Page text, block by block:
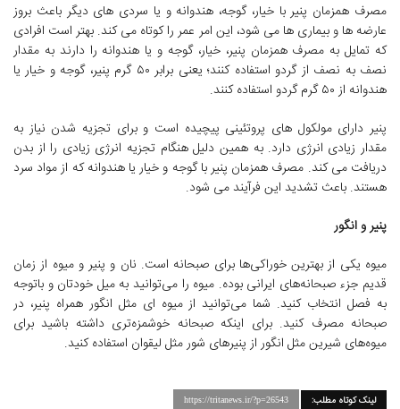
مصرف همزمان پنیر با خیار، گوجه، هندوانه و یا سردی های دیگر باعث بروز
عارضه ها و بیماری ها می شود، این امر عمر را کوتاه می کند. بهتر است افرادی
که تمایل به مصرف همزمان پنیر، خیار، گوجه و یا هندوانه را دارند به مقدار
نصف به نصف از گردو استفاده کنند؛ یعنی برابر ۵۰ گرم پنیر، گوجه و خیار یا
هندوانه از ۵۰ گرم گردو استفاده کنند.
پنیر دارای مولکول های پروتئینی پیچیده است و برای تجزیه شدن نیاز به
مقدار زیادی انرژی دارد. به همین دلیل هنگام تجزیه انرژی زیادی را از بدن
دریافت می کند. مصرف همزمان پنیر با گوجه و خیار یا هندوانه که از مواد سرد
هستند. باعث تشدید این فرآیند می شود.
پنیر و انگور
میوه یکی از بهترین خوراکی‌ها برای صبحانه است. نان و پنیر و میوه از زمان
قدیم جزء صبحانه‌های ایرانی بوده. میوه را می‌توانید به میل خودتان و باتوجه
به فصل انتخاب کنید. شما می‌توانید از میوه‌ ای مثل انگور همراه پنیر، در
صبحانه مصرف کنید. برای اینکه صبحانه خوشمزه‌تری داشته باشید برای
میوه‌های شیرین مثل انگور از پنیر‌های شور مثل لیقوان استفاده کنید.
لینک کوتاه مطلب: https://tritanews.ir/?p=26543